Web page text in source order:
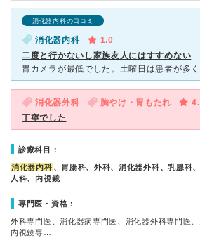
消化器内科の口コミ
消化器内科
1.0
二度と行かないし家族友人にはすすめない
消化器外科 胸やけ・胃もたれ
丁寧でした
診療科目：
消化器内科 、胃腸科、外科、消化器外科、乳腺科
人科、内視鏡
専門医・資格：
外科専門医、消化器病専門医、消化器外科専門医
内視鏡専…